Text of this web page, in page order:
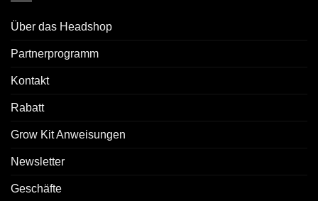
Über das Headshop
Partnerprogramm
Kontakt
Rabatt
Grow Kit Anweisungen
Newsletter
Geschäfte